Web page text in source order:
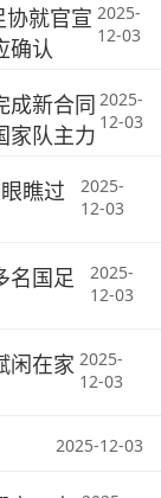
就官宣
确认
2025-
12-03
成新合同
家队主力
2025-
12-03
瞧过
2025-
12-03
名国足
2025-
12-03
闲在家 2025-
12-03
2025-12-03